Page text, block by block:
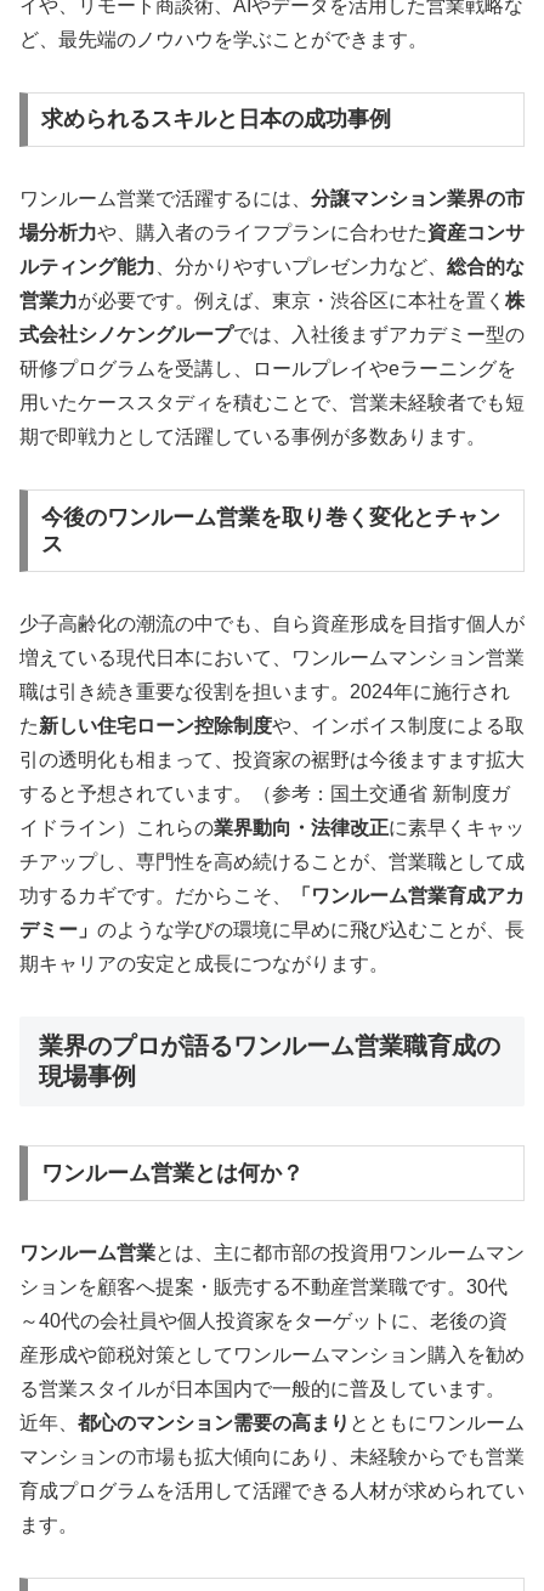
イや、リモート商談術、AIやデータを活用した営業戦略な
ど、最先端のノウハウを学ぶことができます。
求められるスキルと日本の成功事例
ワンルーム営業で活躍するには、 分譲マンション業界の市
場分析力や、購入者のライフプランに合わせた資産コンサ
ルティング能力 、分かりやすいプレゼン力など、 総合的な
営業力が必要です。例えば、東京・渋谷区に本社を置く 株
式会社シノケングループでは、入社後まずアカデミー型の
研修プログラムを受講し、ロールプレイやeラーニングを
用いたケーススタディを積むことで、営業未経験者でも短
期で即戦力として活躍している事例が多数あります。
今後のワンルーム営業を取り巻く変化とチャン
ス
少子高齢化の潮流の中でも、自ら資産形成を目指す個人が
増えている現代日本において、ワンルームマンション営業
職は引き続き重要な役割を担います。2024年に施行され
た新しい住宅ローン控除制度や、インボイス制度による取
引の透明化も相まって、投資家の裾野は今後ますます拡大
すると予想されています。（参考：国土交通省 新制度ガ
イドライン）これらの業界動向・法律改正に素早くキャッ
チアップし、専門性を高め続けることが、営業職として成
功するカギです。だからこそ、
「ワンルーム営業育成アカ
デミー」 のような学びの環境に早めに飛び込むことが、長
期キャリアの安定と成長につながります。
業界のプロが語るワンルーム営業職育成の
現場事例
ワンルーム営業とは何か？
ワンルーム営業とは、主に都市部の投資用ワンルームマン
ションを顧客へ提案・販売する不動産営業職です。30代
～40代の会社員や個人投資家をターゲットに、老後の資
産形成や節税対策としてワンルームマンション購入を勧め
る営業スタイルが日本国内で一般的に普及しています。
近年、 都心のマンション需要の高まり とともにワンルーム
マンションの市場も拡大傾向にあり、未経験からでも営業
育成プログラムを活用して活躍できる人材が求められてい
ます。